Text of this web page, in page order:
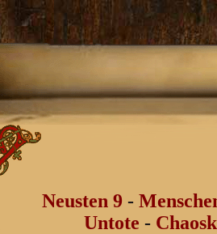
Neusten 9 -
Untote -